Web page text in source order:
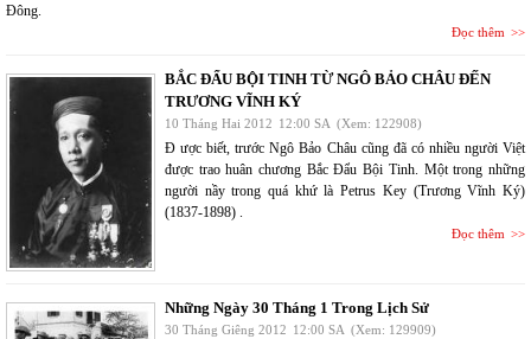
Đông.
Đọc thêm
BẮC ĐẨU BỘI TINH TỪ NGÔ BẢO CHÂU ĐẾN
TRƯƠNG VĨNH KÝ
10 Tháng Hai 2012 12:00 SA (Xem: 122908)
Đ ược biết, trước Ngô Bảo Châu cũng đã có nhiều người Việt
được trao huân chương Bắc Đẩu Bội Tinh. Một trong những
người nầy trong quá khứ là Petrus Key (Trương Vĩnh Ký)
(1837-1898) .
Đọc thêm
Những Ngày 30 Tháng 1 Trong Lịch Sử
30 Tháng Giêng 2012 12:00 SA (Xem: 129909)